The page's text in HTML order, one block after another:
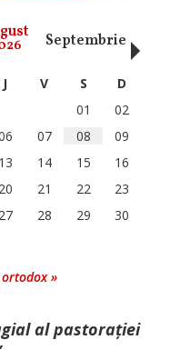
Septembrie
J V S
D
01
02
07 08
09
13 14 15
16
20 21 22
23
27 28 29
30
»
al pastorației